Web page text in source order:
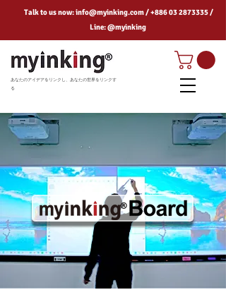
Talk to us now:info@myinking.com/+886 03 2873335/
Line: @myinking
あなたのアイデアをリンクし、あなたの世界をリンクす
る